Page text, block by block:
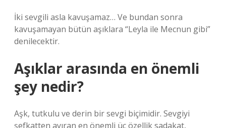
İki sevgili asla kavuşamaz… Ve bundan sonra
kavuşamayan bütün aşıklara “Leyla ile Mecnun gibi”
denilecektir.
Aşıklar arasında en önemli
şey nedir?
Aşk, tutkulu ve derin bir sevgi biçimidir. Sevgiyi
şefkatten ayıran en önemli üç özellik sadakat,